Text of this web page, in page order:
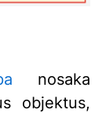
nosaka
objektus,